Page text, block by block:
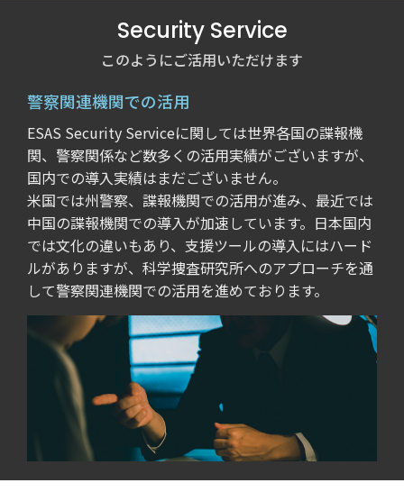
Security Service
このようにご活用いただけます
警察関連機関での活用
ESAS Security Serviceに関しては世界各国の諜報機
関、警察関係など数多くの活用実績がございますが、
国内での導入実績はまだございません。
米国では州警察、諜報機関での活用が進み、最近では
中国の諜報機関での導入が加速しています。日本国内
では文化の違いもあり、支援ツールの導入にはハード
ルがありますが、科学捜査研究所へのアプローチを通
して警察関連機関での活用を進めております。